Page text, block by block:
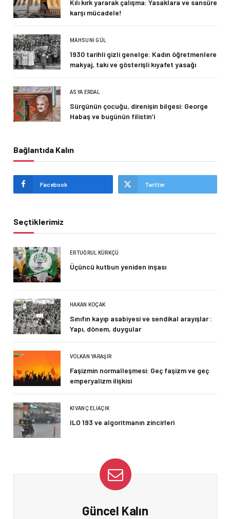
Kılı kırk yararak çalışma: Yasaklara ve sansüre
karşı mücadele!
MAHSUNI GÜL
1930 tarihli gizli genelge: Kadın öğretmenlere
makyaj, takı ve gösterişli kıyafet yasağı
ASYA ERDAL
Sürgünün çocuğu, direnişin bilgesi: George
Habaş ve bugünün filistin’i
Bağlantıda Kalın
Facebook Twitter
Seçtiklerimiz
ERTUĞRUL KÜRKÇÜ
Üçüncü kutbun yeniden inşası
HAKAN KOÇAK
Sınıfın kayıp asabiyesi ve sendikal arayışlar :
Yapı, dönem, duygular
VOLKAN YARAŞIR
Faşizmin normalleşmesi: Geç faşizm ve geç
emperyalizm ilişkisi
KIVANÇ ELIAÇIK
ILO 193 ve algoritmanın zincirleri
Güncel Kalın